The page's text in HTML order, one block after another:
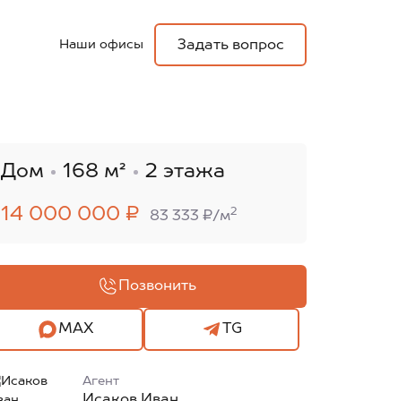
Наши офисы Задать вопрос
Дом 168 м² 2 этажа
14 000 000 ₽ 83 333 ₽/м2
Позвонить
MAX TG
Агент